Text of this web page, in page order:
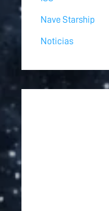
Nave Starship
Noticias